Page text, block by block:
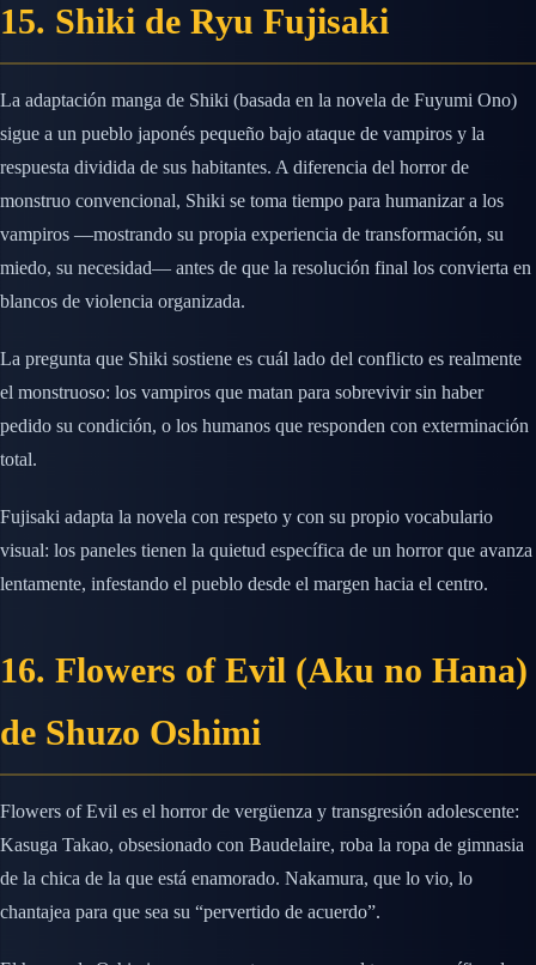
15. Shiki de Ryu Fujisaki
La adaptación manga de Shiki (basada en la novela de Fuyumi Ono)
sigue a un pueblo japonés pequeño bajo ataque de vampiros y la
respuesta dividida de sus habitantes. A diferencia del horror de
monstruo convencional, Shiki se toma tiempo para humanizar a los
vampiros —mostrando su propia experiencia de transformación, su
miedo, su necesidad— antes de que la resolución final los convierta en
blancos de violencia organizada.
La pregunta que Shiki sostiene es cuál lado del conflicto es realmente
el monstruoso: los vampiros que matan para sobrevivir sin haber
pedido su condición, o los humanos que responden con exterminación
total.
Fujisaki adapta la novela con respeto y con su propio vocabulario
visual: los paneles tienen la quietud específica de un horror que avanza
lentamente, infestando el pueblo desde el margen hacia el centro.
16. Flowers of Evil (Aku no Hana)
de Shuzo Oshimi
Flowers of Evil es el horror de vergüenza y transgresión adolescente:
Kasuga Takao, obsesionado con Baudelaire, roba la ropa de gimnasia
de la chica de la que está enamorado. Nakamura, que lo vio, lo
chantajea para que sea su “pervertido de acuerdo”.